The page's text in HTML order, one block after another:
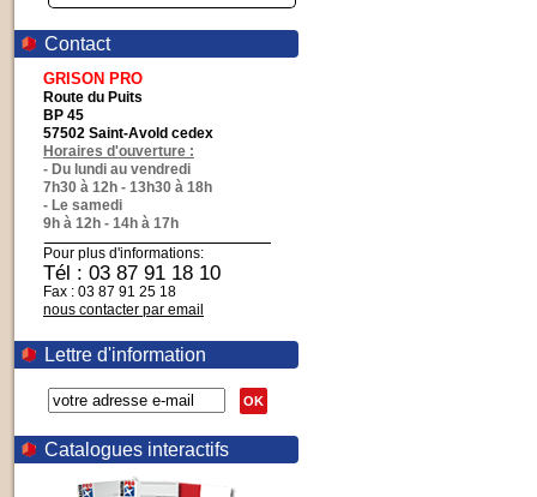
Contact
GRISON PRO
Route du Puits
BP 45
57502 Saint-Avold cedex
Horaires d'ouverture :
- Du lundi au vendredi
7h30 à 12h - 13h30 à 18h
- Le samedi
9h à 12h - 14h à 17h
Pour plus d'informations:
Tél : 03 87 91 18 10
Fax : 03 87 91 25 18
nous contacter par email
Lettre d'information
OK
Catalogues interactifs